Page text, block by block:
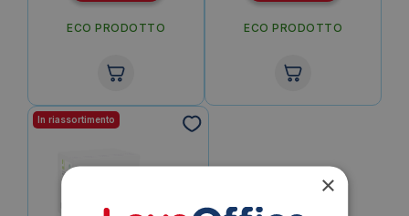
ECO PRODOTTO ECO PRODOTTO
In riassortimento
×